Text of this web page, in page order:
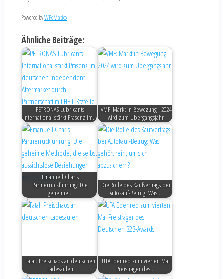
Powered byWPeMatico
Ähnliche Beiträge:
PETRONAS Lubricants
International stärkt Präsenz im…
VMF: Markt in Bewegung - 2024
wird zum Übergangsjahr
Emanuell Charis
Partnerrückführung: Die
geheime…
Die Rolle des Kaufvertrags bei
Autokauf-Betrug: Was…
Fatal: Preischaos an deutschen
Ladesäulen
UTA Edenred zum vierten Mal
Preisträger des…